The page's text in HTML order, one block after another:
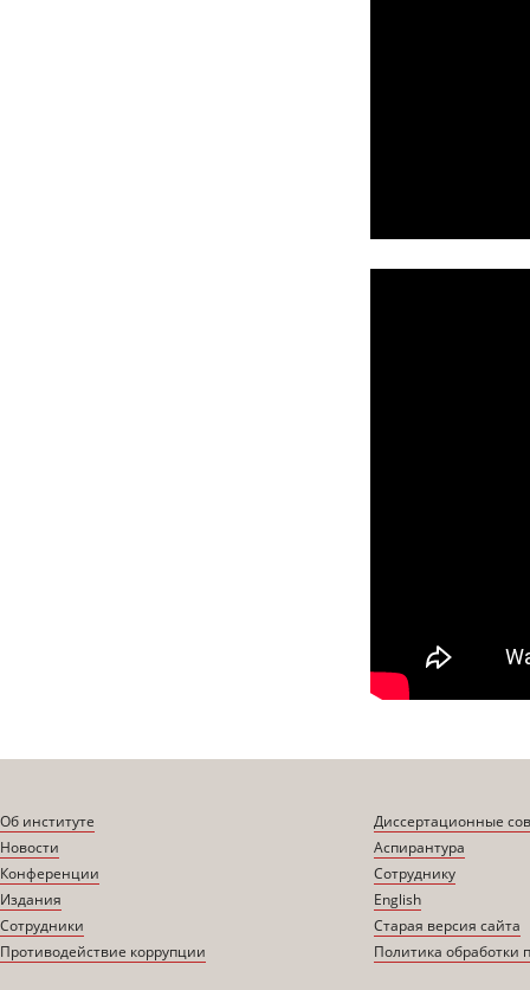
Об институте
Новости
Конференции
Издания
Сотрудники
Противодействие коррупции
Диссертационные
Аспирантура
Сотруднику
English
Старая версия сайта
Политика обработки